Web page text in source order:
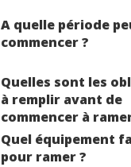
A quelle période
commencer ?
Quelles sont les
à remplir avant de
commencer à
Quel équipement
pour ramer ?